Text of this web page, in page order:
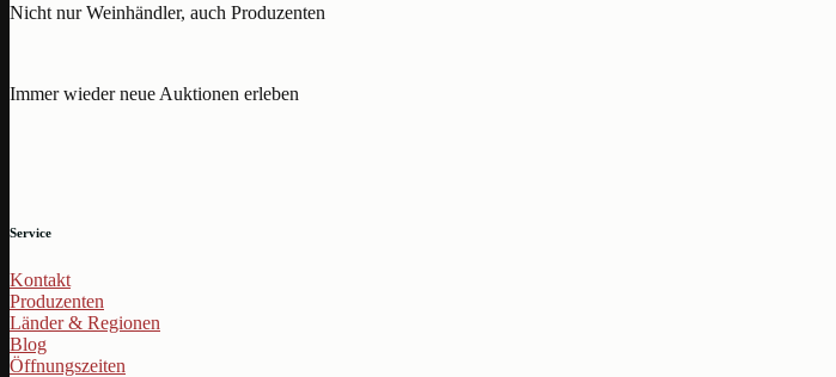
Nicht nur Weinhändler, auch Produzenten
Immer wieder neue Auktionen erleben
Service
Kontakt
Produzenten
Länder & Regionen
Blog
Öffnungszeiten